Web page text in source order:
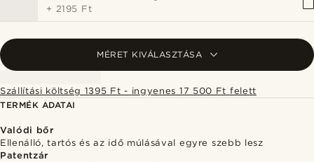
+ 2195 Ft
MÉRET KIVÁLASZTÁSA
Szállítási költség 1395 Ft - ingyenes 17 500 Ft felett
TERMÉK ADATAI
Valódi bőr
Ellenálló, tartós és az idő múlásával egyre szebb lesz
Patentzár